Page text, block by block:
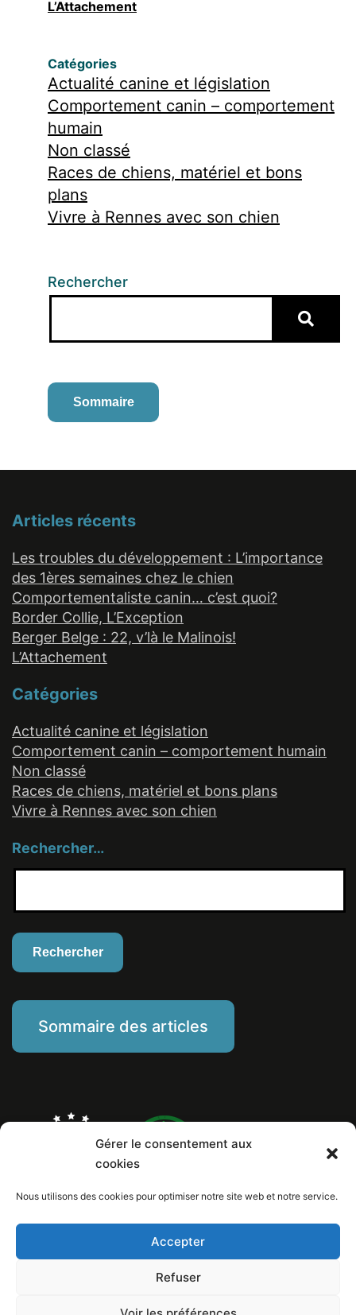
Gérer le consentement aux
cookies
Nous utilisons des cookies pour optimiser notre site web et notre service.
Accepter
Refuser
L’Attachement
Catégories
Actualité canine et législation
Comportement canin – comportement
humain
Non classé
Races de chiens, matériel et bons
plans
Vivre à Rennes avec son chien
Rechercher
Sommaire
Articles récents
Les troubles du développement : L’importance
des 1ères semaines chez le chien
Comportementaliste canin… c’est quoi?
Border Collie, L’Exception
Berger Belge : 22, v’là le Malinois!
L’Attachement
Catégories
Actualité canine et législation
Comportement canin – comportement humain
Non classé
Races de chiens, matériel et bons plans
Vivre à Rennes avec son chien
Rechercher…
Sommaire des articles
Mentions Légales
Politique de cookies
Numéro de Siret: 799 260 146 00029
Copyright © 2026 Au poil dans mes pattes! / Design et conception internet: